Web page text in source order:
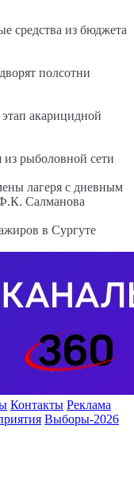
средства из бюджета
полсотни
акарицидной
рыболовной сети
лагеря с дневным
Салманова
в Сургуте
Контакты Реклама
Выборы-2026